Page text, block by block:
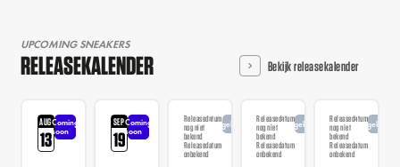
UPCOMING SNEAKERS
RELEASEKALENDER Bekijk releasekalender
AUG
13
Coming
soon
SEP
19
Coming
soon
Releasedatum
nog niet
bekend
Releasedatum
onbekend
AangekondigdReleasedatum
nog niet
bekend
Releasedatum
onbekend
AangekondigdReleasedatum
nog niet
bekend
Releasedatum
onbekend